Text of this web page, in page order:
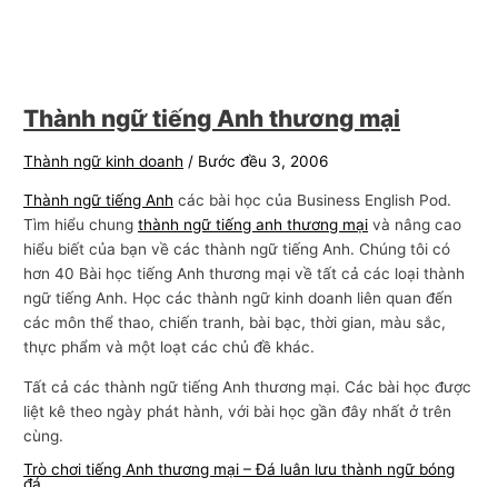
Thành ngữ tiếng Anh thương mại
Thành ngữ kinh doanh / Bước đều 3, 2006
Thành ngữ tiếng Anh các bài học của Business English Pod.
Tìm hiểu chungthành ngữ tiếng anh thương mại và nâng cao
hiểu biết của bạn về các thành ngữ tiếng Anh. Chúng tôi có
hơn 40 Bài học tiếng Anh thương mại về tất cả các loại thành
ngữ tiếng Anh. Học các thành ngữ kinh doanh liên quan đến
các môn thể thao, chiến tranh, bài bạc, thời gian, màu sắc,
thực phẩm và một loạt các chủ đề khác.
Tất cả các thành ngữ tiếng Anh thương mại. Các bài học được
liệt kê theo ngày phát hành, với bài học gần đây nhất ở trên
cùng.
Trò chơi tiếng Anh thương mại – Đá luân lưu thành ngữ bóng